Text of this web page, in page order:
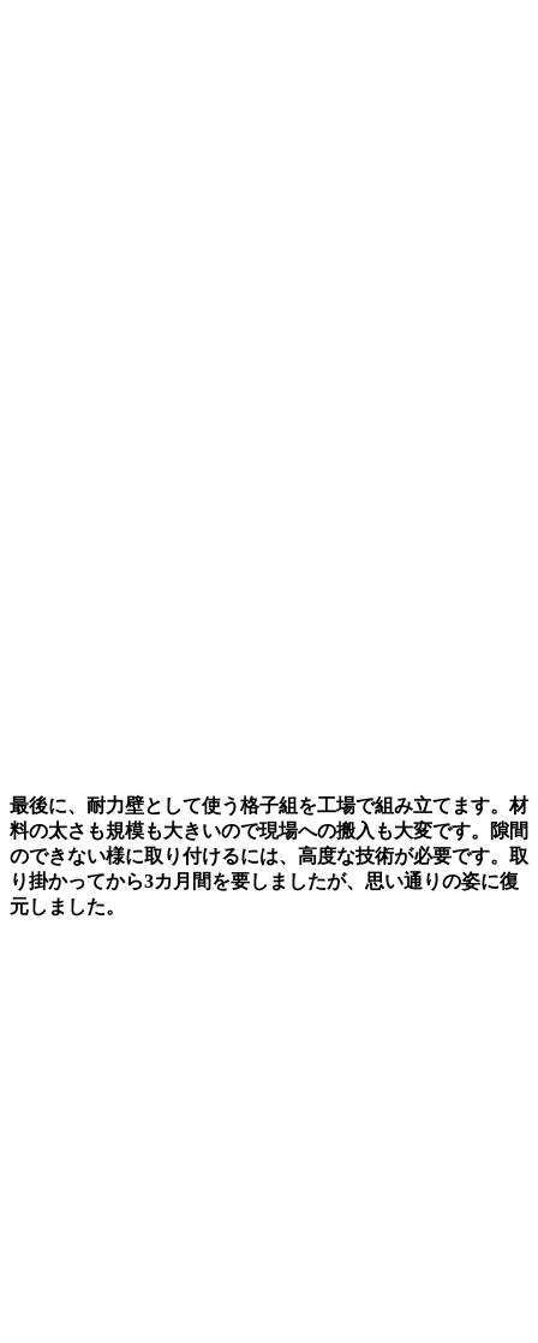
最後に、耐力壁として使う格子組を工場で組み立てます。材
料の太さも規模も大きいので現場への搬入も大変です。隙間
のできない様に取り付けるには、高度な技術が必要です。取
り掛かってから3カ月間を要しましたが、思い通りの姿に復
元しました。